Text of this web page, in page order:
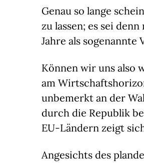
Genau so lange
zu lassen; es sei
Jahre als
Können wir uns also
am
unbemerkt an der
durch die Republik
EU-Ländern zeigt
Angesichts des